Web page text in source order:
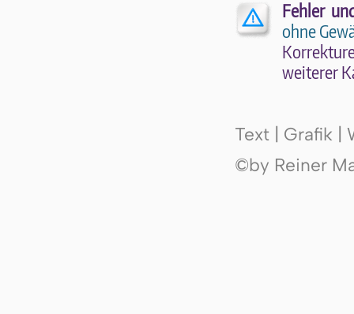
Fehler
ohne
wei­te­rer
Text | Grafik |
©by Reiner